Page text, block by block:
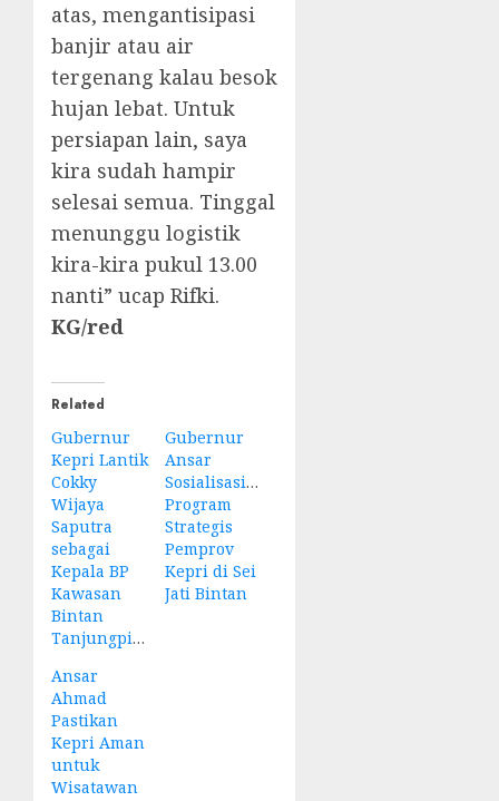
atas, mengantisipasi
banjir atau air
tergenang kalau besok
hujan lebat. Untuk
persiapan lain, saya
kira sudah hampir
selesai semua. Tinggal
menunggu logistik
kira-kira pukul 13.00
nanti” ucap Rifki.
KG/red
Related
Gubernur
Kepri Lantik
Cokky
Wijaya
Saputra
sebagai
Kepala BP
Kawasan
Bintan
Tanjungpinang
Gubernur
Ansar
Sosialisasikan
Program
Strategis
Pemprov
Kepri di Sei
Jati Bintan
Ansar
Ahmad
Pastikan
Kepri Aman
untuk
Wisatawan